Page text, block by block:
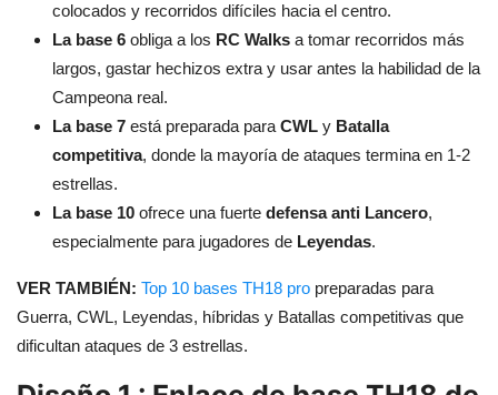
colocados y recorridos difíciles hacia el centro.
La base 6 obliga a los RC Walks a tomar recorridos más
largos, gastar hechizos extra y usar antes la habilidad de la
Campeona real.
La base 7 está preparada para CWL y Batalla
competitiva, donde la mayoría de ataques termina en 1-2
estrellas.
La base 10 ofrece una fuerte defensa anti Lancero,
especialmente para jugadores de Leyendas.
VER TAMBIÉN: Top 10 bases TH18 pro preparadas para
Guerra, CWL, Leyendas, híbridas y Batallas competitivas que
dificultan ataques de 3 estrellas.